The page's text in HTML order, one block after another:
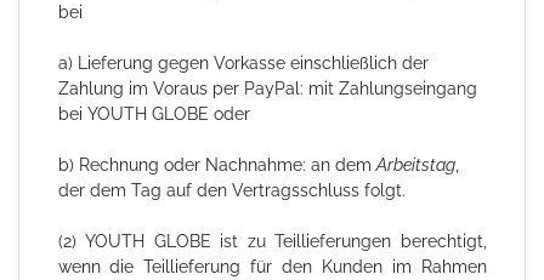
bei
a) Lieferung gegen Vorkasse einschließlich der
Zahlung im Voraus per PayPal: mit Zahlungseingang
bei YOUTH GLOBE oder
b) Rechnung oder Nachnahme: an demArbeitstag,
der dem Tag auf den Vertragsschluss folgt.
(2) YOUTH GLOBE ist zu Teillieferungen berechtigt,
wenn die Teillieferung für den Kunden im Rahmen